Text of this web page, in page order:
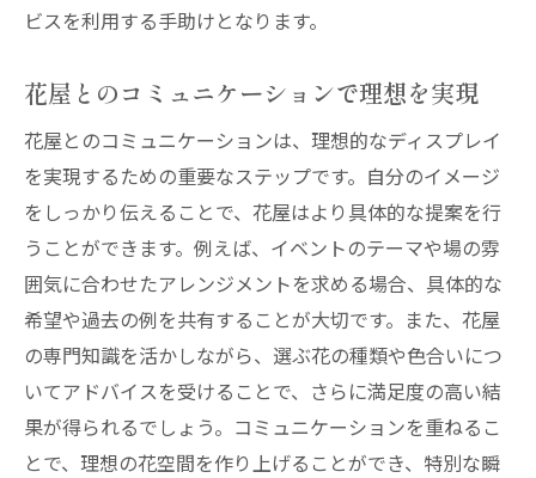
ビスを利用する手助けとなります。
花屋とのコミュニケーションで理想を実現
花屋とのコミュニケーションは、理想的なディスプレイ
を実現するための重要なステップです。自分のイメージ
をしっかり伝えることで、花屋はより具体的な提案を行
うことができます。例えば、イベントのテーマや場の雰
囲気に合わせたアレンジメントを求める場合、具体的な
希望や過去の例を共有することが大切です。また、花屋
の専門知識を活かしながら、選ぶ花の種類や色合いにつ
いてアドバイスを受けることで、さらに満足度の高い結
果が得られるでしょう。コミュニケーションを重ねるこ
とで、理想の花空間を作り上げることができ、特別な瞬